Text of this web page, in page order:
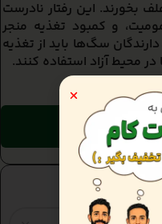
بخورند. این رفتار نادرست
و کمبود تغذیه منجر
سگ‌ها باید از تغذیه
محیط آزاد استفاده کنند.
کامنت کن